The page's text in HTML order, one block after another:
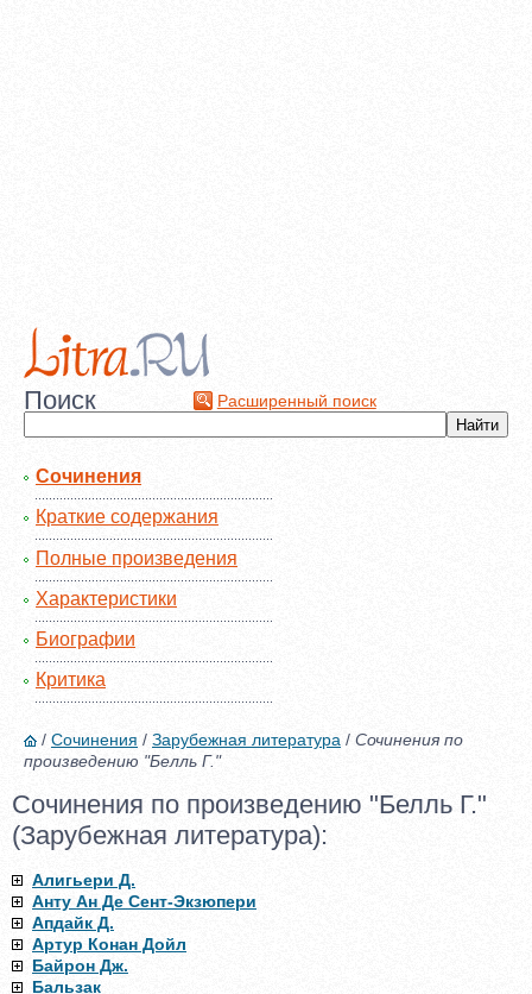
Поиск Расширенный поиск
Сочинения
Краткие содержания
Полные произведения
Характеристики
Биографии
Критика
/ Сочинения / Зарубежная литература / Сочинения по
произведению "Белль Г."
Сочинения по произведению "Белль Г."
(Зарубежная литература):
Алигьери Д.
Анту Ан Де Сент-Экзюпери
Апдайк Д.
Артур Конан Дойл
Байрон Дж.
Бальзак